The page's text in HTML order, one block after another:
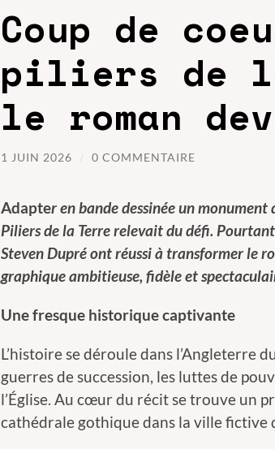
Coup de
piliers de
le roman
1 JUIN 2026 / 0 COMMENTAIRE
Adapteren bande dessinée un
Piliers de la Terre relevait du défi.
Steven Dupré ont réussi à transformer le
graphique ambitieuse, fidèle et
Une fresque historique captivante
L’histoire se déroule dans l’Angleterre
guerres de succession, les luttes de
l’Église. Au cœur du récit se trouve un
cathédrale gothique dans la ville fictive